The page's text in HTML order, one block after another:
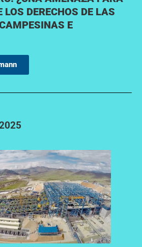
LOS DERECHOS DE LAS
E